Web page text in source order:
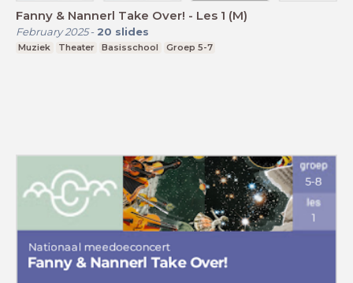
Fanny & Nannerl Take Over! - Les 1 (M)
February 2025- 20 slides
Muziek Theater Basisschool Groep 5-7